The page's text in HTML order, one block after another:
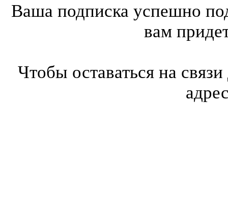
Ваша подписка успешно
вам
Чтобы оставаться на